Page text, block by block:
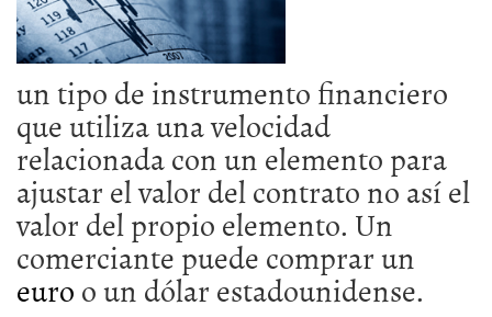
un tipo de instrumento financiero
que utiliza una velocidad
relacionada con un elemento para
ajustar el valor del contrato no así el
valor del propio elemento. Un
comerciante puede comprar un
euroo un dólar estadounidense.